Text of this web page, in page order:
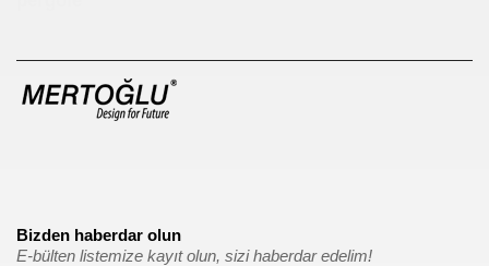
Bizden haberdar olun
E-bülten listemize kayıt olun, sizi haberdar edelim!